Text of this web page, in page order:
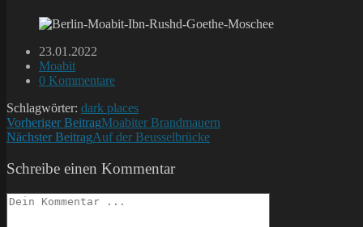
Beitrag
veröffentlicht:
23.01.2022
Beitrags-
Kategorie:
Moabit
Beitrags-
0 Kommentare
Schlagwörter: dark places
Weitere
Artikel
ansehen
Vorheriger BeitragMoabiter Brandmauern
Nächster BeitragAuf der Beusselbrücke
Schreibe einen Kommentar
Kommentieren